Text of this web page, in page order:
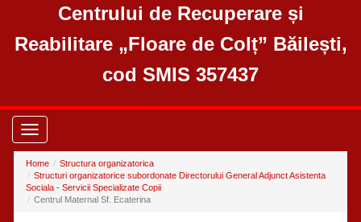
Centrului de Recuperare și
Reabilitare „Floare de Colț” Băilești,
cod SMIS 357437
Toggle
navigation
Home
Structura organizatorica
Structuri organizatorice subordonate Directorului General Adjunct Asistenta
Sociala - Servicii Specializate Copii
Centrul Maternal Sf. Ecaterina